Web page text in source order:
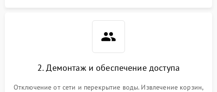
2. Демонтаж и обеспечение доступа
Отключение от сети и перекрытие воды. Извлечение корзин,